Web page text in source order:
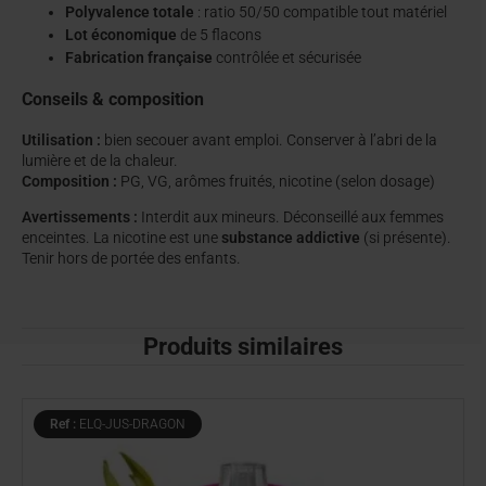
Polyvalence totale : ratio 50/50 compatible tout matériel
Lot économique de 5 flacons
Fabrication française contrôlée et sécurisée
Conseils & composition
Utilisation : bien secouer avant emploi. Conserver à l’abri de la
lumière et de la chaleur.
Composition : PG, VG, arômes fruités, nicotine (selon dosage)
Avertissements : Interdit aux mineurs. Déconseillé aux femmes
enceintes. La nicotine est une substance addictive (si présente).
Tenir hors de portée des enfants.
Produits similaires
Ref : ELQ-JUS-DRAGON